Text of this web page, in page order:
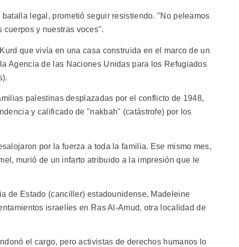
legal, prometió seguir resistiendo. "No peleamos
cuerpos y nuestras voces".
que vivía en una casa construida en el marco de un
Agencia de las Naciones Unidas para los Refugiados
palestinas desplazadas por el conflicto de 1948,
y calificado de "nakbah" (catástrofe) por los
por la fuerza a toda la familia. Ese mismo mes,
murió de un infarto atribuido a la impresión que le
de Estado (canciller) estadounidense, Madeleine
israelíes en Ras Al-Amud, otra localidad de
el cargo, pero activistas de derechos humanos lo